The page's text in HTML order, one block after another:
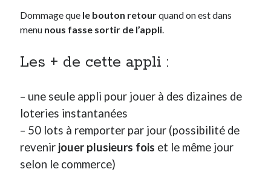
Dommage que le bouton retourquand on est dans
menu nous fasse sortir de l’appli
Les + de cette appli :
– une seule appli pour jouer à des dizaines de
loteries instantanées
– 50 lots à remporter par jour (possibilité de
revenir jouer plusieurs fois et le même jour
selon le commerce)